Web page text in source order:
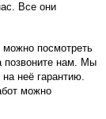
Все они
можно посмотреть
позвоните нам. Мы
неё гарантию.
можно